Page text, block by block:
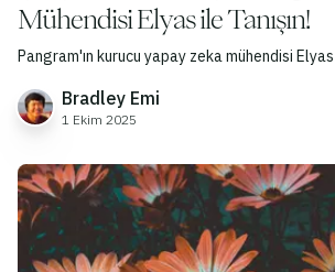
Mühendisi Elyas ile Tanışın!
Pangram'ın kurucu yapay zeka mühendisi
Bradley Emi
1 Ekim 2025